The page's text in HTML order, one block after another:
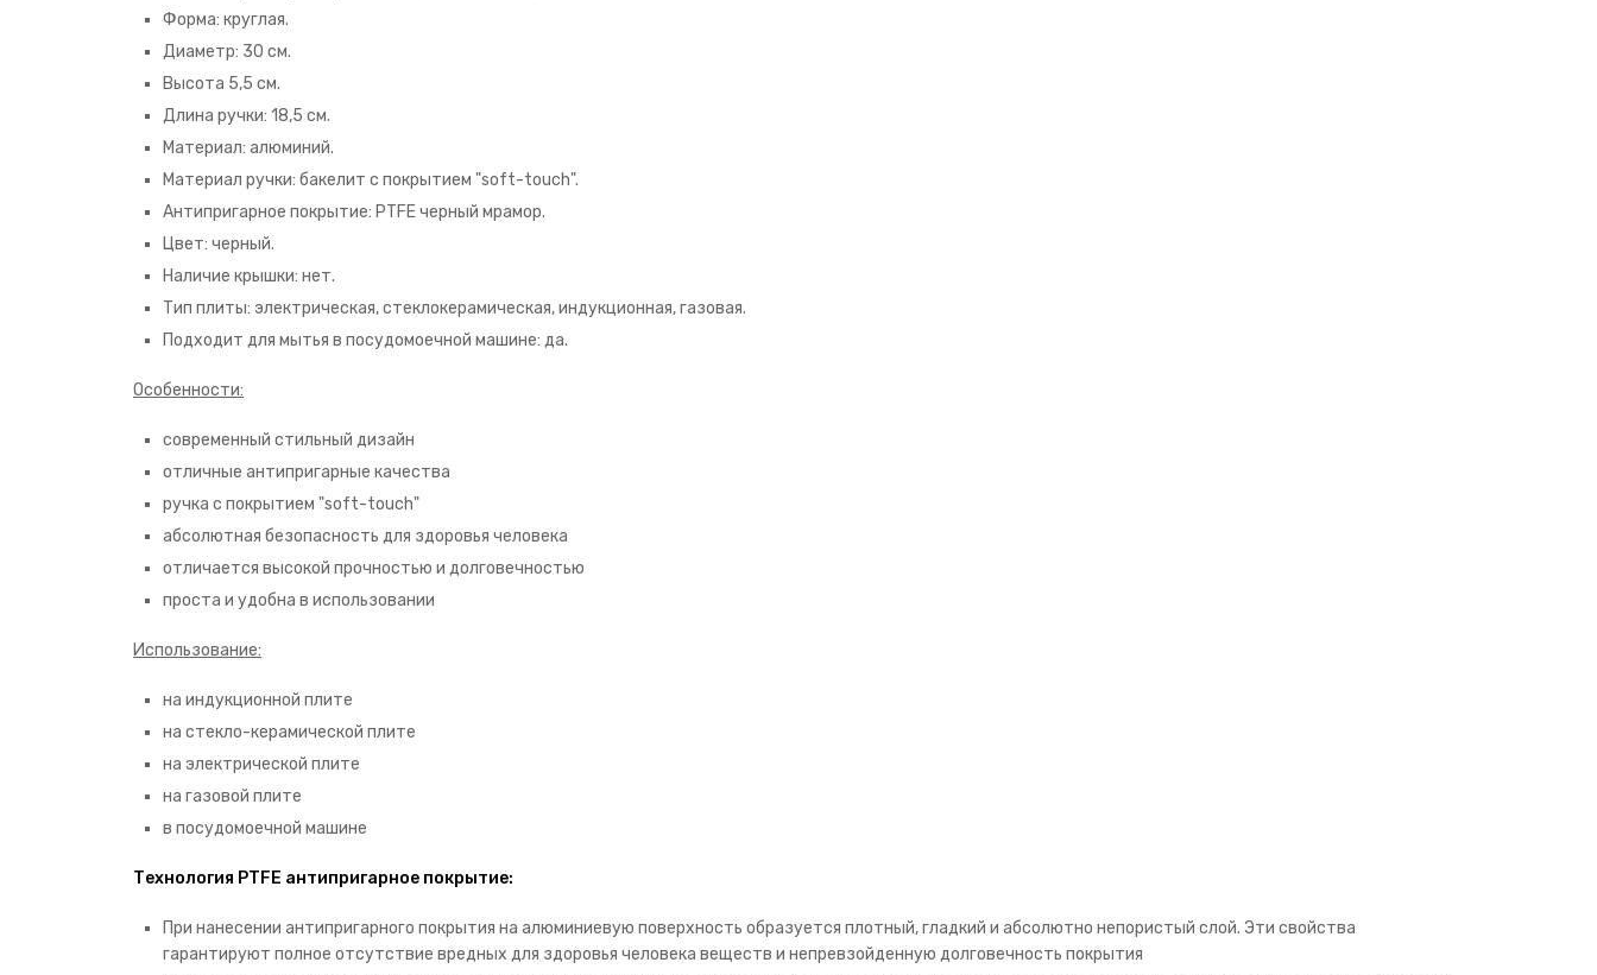
Форма: круглая.
Диаметр: 30 см.
Высота 5,5 см.
Длина ручки: 18,5 см.
Материал: алюминий.
Материал ручки: бакелит с покрытием "soft-touch".
Антипригарное покрытие: PTFE черный мрамор.
Цвет: черный.
Наличие крышки: нет.
Тип плиты: электрическая, стеклокерамическая, индукционная, газовая.
Подходит для мытья в посудомоечной машине: да.
Особенности:
современный стильный дизайн
отличные антипригарные качества
ручка с покрытием "soft-touch"
абсолютная безопасность для здоровья человека
отличается высокой прочностью и долговечностью
проста и удобна в использовании
Использование:
на индукционной плите
на стекло-керамической плите
на электрической плите
на газовой плите
в посудомоечной машине
Технология PTFE антипригарное покрытие:
При нанесении антипригарного покрытия на алюминиевую поверхность образуется плотный, гладкий и абсолютно непористый слой. Эти свойства
гарантируют полное отсутствие вредных для здоровья человека веществ и непревзойденную долговечность покрытия